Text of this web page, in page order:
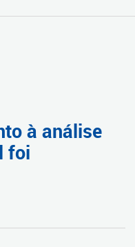
à análise
foi